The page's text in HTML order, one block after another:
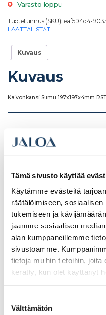
Tämä sivusto käyttää
Käytämme evästeitä
räätälöimiseen,
tukemiseen ja
jaamme sosiaalisen
alan kumppaneillemme
sivustoamme.
tietoja muihin tietoihin, joita
kerätty, kun olet käyttänyt
valinta
Välttämätön
Varasto loppu
Tuotetunnus (SKU): eaf504d4-
LAATTALISTAT
Kuvaus
Kuvaus
Kaivonkansi Sumu 197x197x4mm
Tutustu